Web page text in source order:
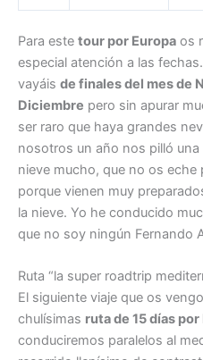
Para este tour por Europa os
especial atención a las
vayáis de finales del mes de
Diciembre pero sin apurar
ser raro que haya grandes
nosotros un año nos pilló
nieve mucho, que no os eche
porque vienen muy
la nieve. Yo he conducido
que no soy ningún Fernando
Ruta “la super roadtrip
El siguiente viaje que os
chulísimas ruta de 15 días por
conduciremos paralelos al